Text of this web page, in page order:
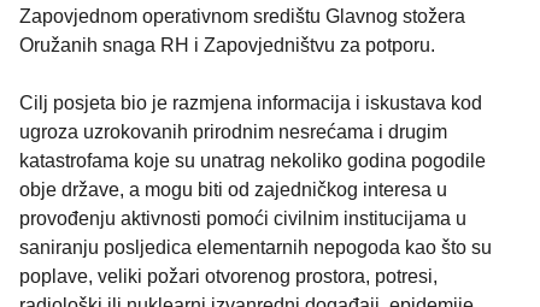
Zapovjednom operativnom središtu Glavnog stožera
Oružanih snaga RH i Zapovjedništvu za potporu.
Cilj posjeta bio je razmjena informacija i iskustava kod
ugroza uzrokovanih prirodnim nesrećama i drugim
katastrofama koje su unatrag nekoliko godina pogodile
obje države, a mogu biti od zajedničkog interesa u
provođenju aktivnosti pomoći civilnim institucijama u
saniranju posljedica elementarnih nepogoda kao što su
poplave, veliki požari otvorenog prostora, potresi,